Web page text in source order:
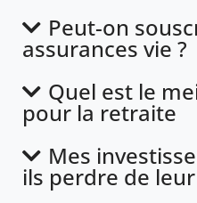
Peut-on
assurances vie ?
Quel est le
pour la retraite
Mes
ils perdre de